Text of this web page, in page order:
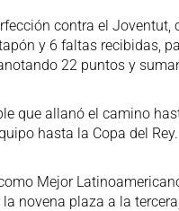
contra el
y 6 faltas recibidas,
22 puntos y
que allanó el camino
hasta la Copa del Rey.
Mejor
novena plaza a la